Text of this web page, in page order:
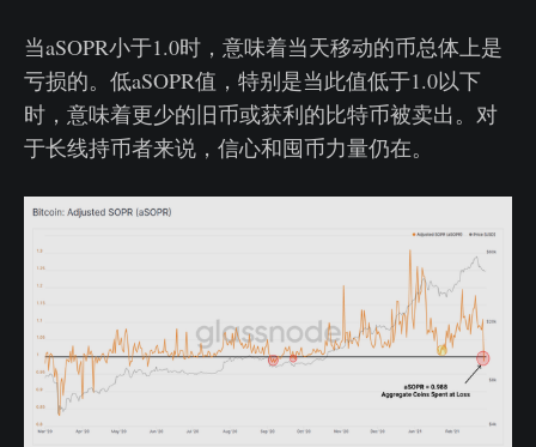
当aSOPR小于1.0时，意味着当天移动的币总体上是
亏损的。低aSOPR值，特别是当此值低于1.0以下
时，意味着更少的旧币或获利的比特币被卖出。对
于长线持币者来说，信心和囤币力量仍在。